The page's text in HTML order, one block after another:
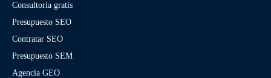
Consultoría gratis
Presupuesto SEO
Contratar SEO
Presupuesto SEM
Agencia GEO